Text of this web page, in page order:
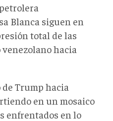
Blanca siguen en
total de las
hacia
Trump hacia
en un mosaico
enfrentados en lo